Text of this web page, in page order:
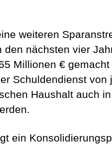
weiteren
den nächsten vier
Millionen €
Schuldendienst von
Haushalt auch
ein